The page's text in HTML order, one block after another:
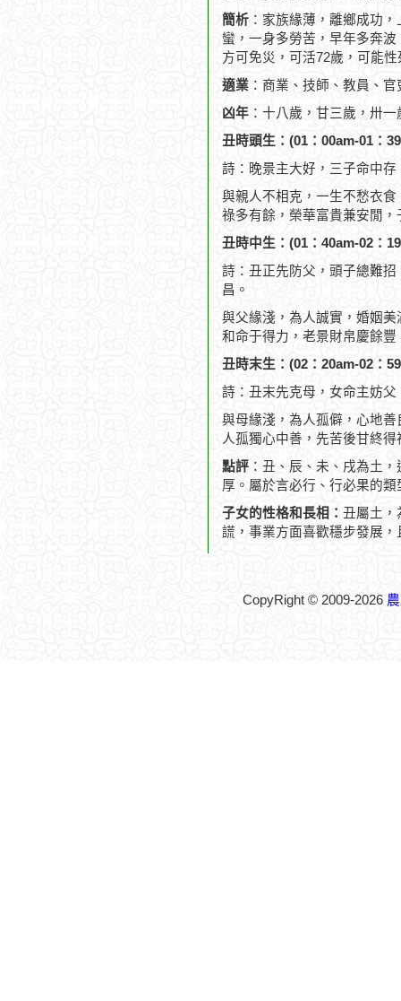
簡析 ：家族緣薄，離鄉成功
蠻，一身多勞苦，早年多奔
方可免災，可活72歲，可能
適業 ：商業、技師、教員、
凶年 ：十八歲，甘三歲，卅
丑時頭生：(01：00am-01：
詩：晚景主大好，三子命中
與親人不相克，一生不愁衣
祿多有餘，榮華富貴兼安閒
丑時中生：(01：40am-02：
詩：丑正先防父，頭子總難
昌。
與父緣淺，為人誠實，婚姻
和命于得力，老景財帛慶餘豐
丑時末生：(02：20am-02：
詩：丑末先克母，女命主妨
與母緣淺，為人孤僻，心地
人孤獨心中善，先苦後甘終
點評 ：丑、辰、未、戌為土
厚。屬於言必行、行必果的
子女的性格和長相： 丑屬土，
謊，事業方面喜歡穩步發展，
CopyRight © 2009-2026